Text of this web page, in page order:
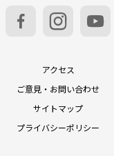
アクセス
ご意見・お問い合わせ
サイトマップ
プライバシーポリシー